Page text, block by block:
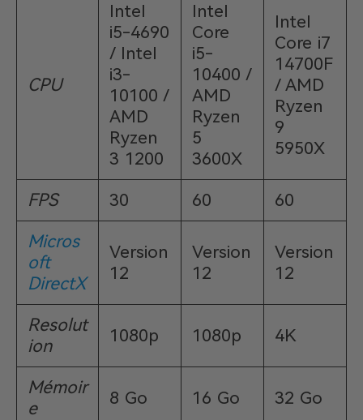
CPU
Intel
i5-4690
/ Intel
i3-
10100 /
AMD
Ryzen
3 1200
Intel
Core
i5-
10400 /
AMD
Ryzen
5
3600X
Intel
Core i7
14700F
/ AMD
Ryzen
9
5950X
FPS 30 60 60
Micros
oft
DirectX
Version
12
Version
12
Version
12
Resolut
ion
1080p 1080p 4K
Mémoir
e
8 Go 16 Go 32 Go